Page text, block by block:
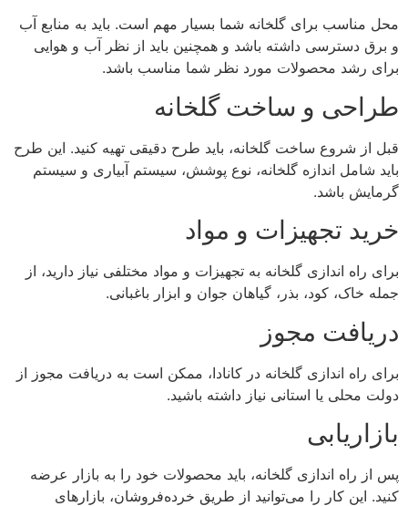
محل مناسب برای گلخانه شما بسیار مهم است. باید به منابع آب
و برق دسترسی داشته باشد و همچنین باید از نظر آب و هوایی
برای رشد محصولات مورد نظر شما مناسب باشد.
طراحی و ساخت گلخانه
قبل از شروع ساخت گلخانه، باید طرح دقیقی تهیه کنید. این طرح
باید شامل اندازه گلخانه، نوع پوشش، سیستم آبیاری و سیستم
گرمایش باشد.
خرید تجهیزات و مواد
برای راه اندازی گلخانه به تجهیزات و مواد مختلفی نیاز دارید، از
جمله خاک، کود، بذر، گیاهان جوان و ابزار باغبانی.
دریافت مجوز
برای راه اندازی گلخانه در کانادا، ممکن است به دریافت مجوز از
دولت محلی یا استانی نیاز داشته باشید.
بازاریابی
پس از راه اندازی گلخانه، باید محصولات خود را به بازار عرضه
کنید. این کار را می‌توانید از طریق خرده‌فروشان، بازارهای